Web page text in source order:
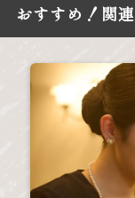
おすすめ！関